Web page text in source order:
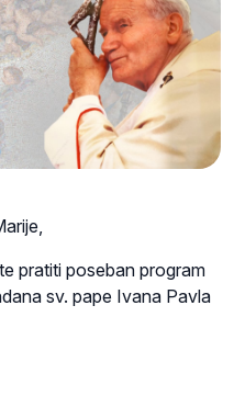
pratiti poseban program
sv. pape Ivana Pavla